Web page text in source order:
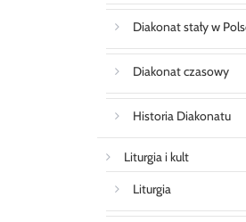
Diakonat stały w
Diakonat czasowy
Historia Diakonatu
Liturgia i kult
Liturgia